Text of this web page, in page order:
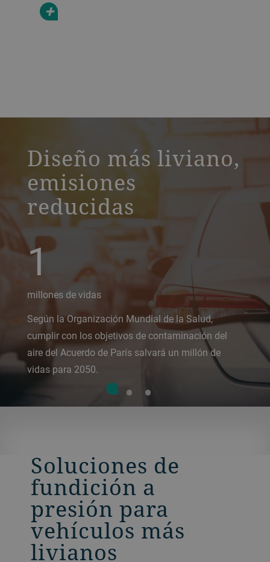
+
a decorative background image
Diseño más liviano,
emisiones
reducidas
1
millones de vidas
Según la Organización Mundial de la Salud,
cumplir con los objetivos de contaminación del
aire del Acuerdo de París salvará un millón de
vidas para 2050.
Soluciones de
fundición a
presión para
vehículos más
livianos